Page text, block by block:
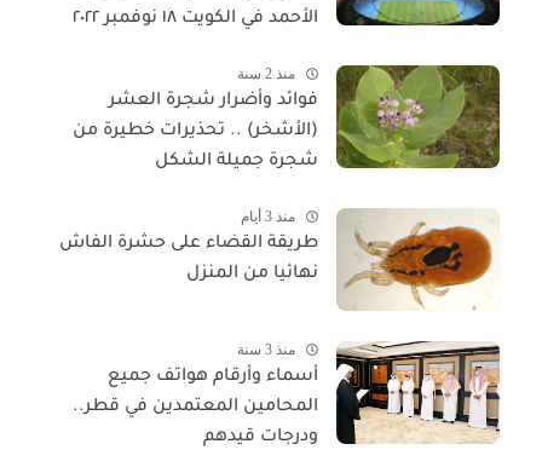
الأحمد في الكويت ١٨ نوفمبر ٢٠٢٢
منذ 2 سنة
فوائد وأضرار شجرة العشر
(الأشخر) .. تحذيرات خطيرة من
شجرة جميلة الشكل
منذ 3 أيام
طريقة القضاء على حشرة الفاش
نهائيا من المنزل
منذ 3 سنة
أسماء وأرقام هواتف جميع
المحامين المعتمدين في قطر..
ودرجات قيدهم